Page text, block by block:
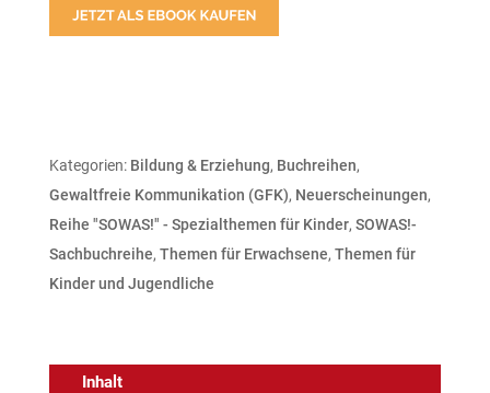
Kategorien: Bildung & Erziehung, Buchreihen,
Gewaltfreie Kommunikation (GFK), Neuerscheinungen,
Reihe "SOWAS!" - Spezialthemen für Kinder, SOWAS!-
Sachbuchreihe, Themen für Erwachsene, Themen für
Kinder und Jugendliche
Inhalt